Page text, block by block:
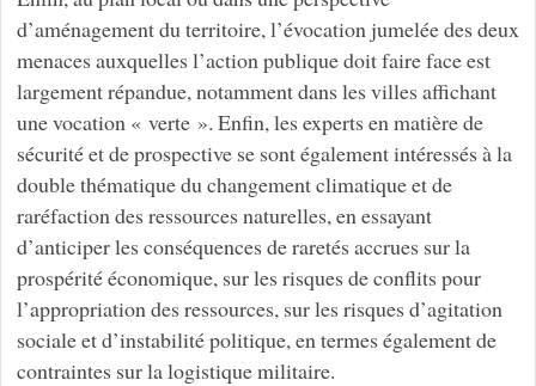
d’aménagement du territoire, l’évocation jumelée des deux
menaces auxquelles l’action publique doit faire face est
largement répandue, notamment dans les villes affichant
une vocation « verte ». Enfin, les experts en matière de
sécurité et de prospective se sont également intéressés à la
double thématique du changement climatique et de
raréfaction des ressources naturelles, en essayant
d’anticiper les conséquences de raretés accrues sur la
prospérité économique, sur les risques de conflits pour
l’appropriation des ressources, sur les risques d’agitation
sociale et d’instabilité politique, en termes également de
contraintes sur la logistique militaire.